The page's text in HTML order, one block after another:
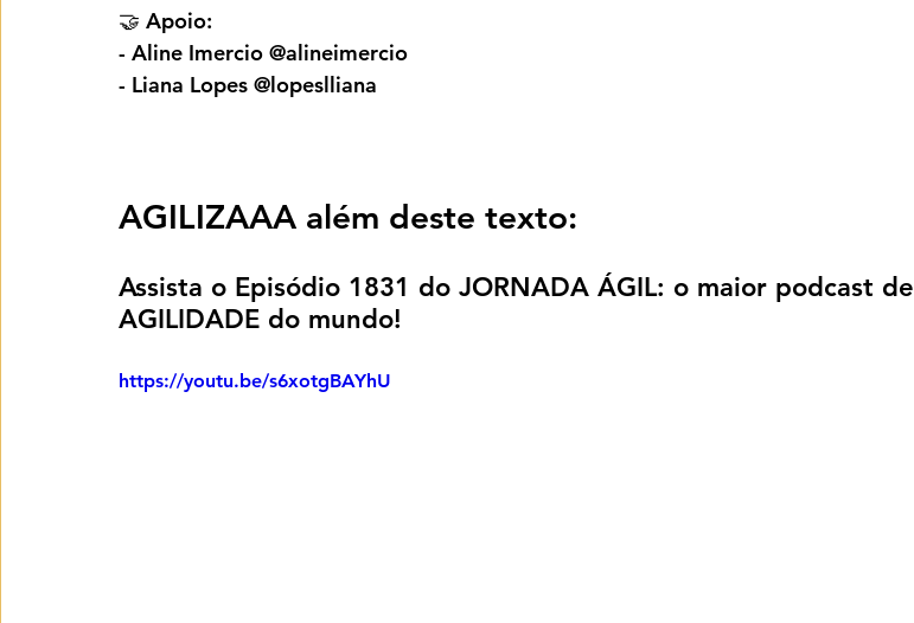
🤝 Apoio:
- Aline Imercio @alineimercio
- Liana Lopes @lopeslliana
AGILIZAAA além deste texto:
Assista o Episódio 1831 do JORNADA ÁGIL: o maior podcast de
AGILIDADE do mundo!
https://youtu.be/s6xotgBAYhU